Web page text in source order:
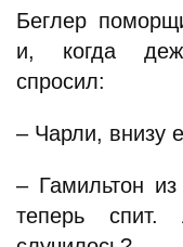
Беглер
и, когда
спросил:
– Чарли, внизу
– Гамильтон
теперь